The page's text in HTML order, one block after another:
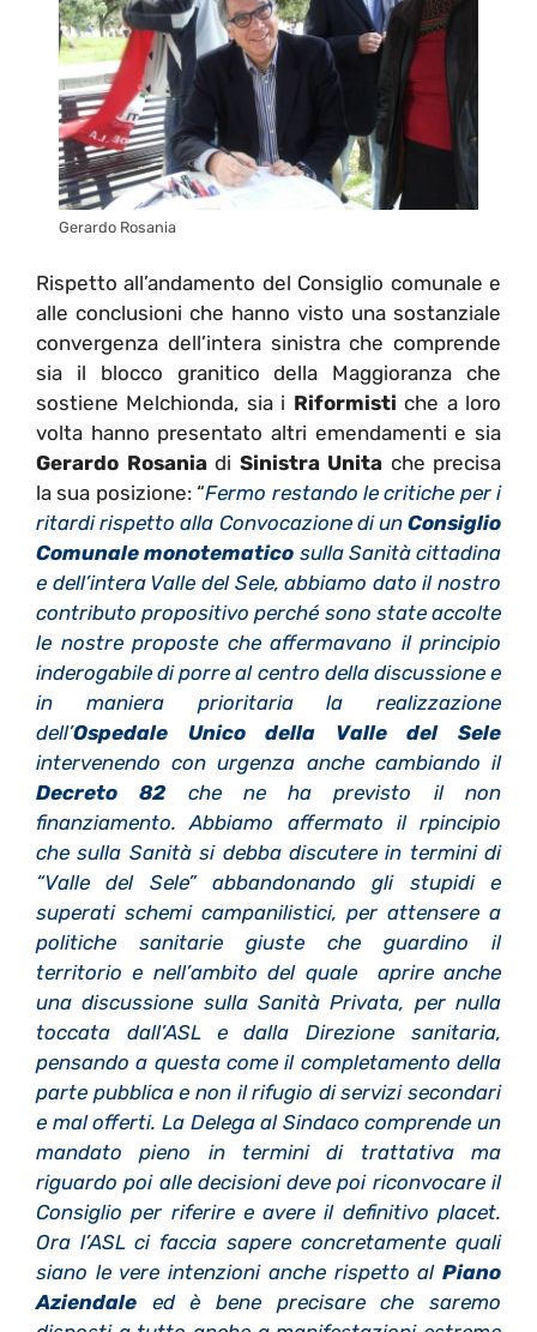
Gerardo Rosania
Rispetto all’andamento del Consiglio comunale e
alle conclusioni che hanno visto una sostanziale
convergenza dell’intera sinistra che comprende
sia il blocco granitico della Maggioranza che
sostiene Melchionda, sia i Riformisti che a loro
volta hanno presentato altri emendamenti e sia
Gerardo Rosania di Sinistra Unita che precisa
la sua posizione: “Fermo restando le critiche per i
ritardi rispetto alla Convocazione di un Consiglio
Comunale monotematico sulla Sanità cittadina
e dell’intera Valle del Sele, abbiamo dato il nostro
contributo propositivo perché sono state accolte
le nostre proposte che affermavano il principio
inderogabile di porre al centro della discussione e
in maniera prioritaria la realizzazione
dell’Ospedale Unico della Valle del Sele
intervenendo con urgenza anche cambiando il
Decreto 82 che ne ha previsto il non
finanziamento. Abbiamo affermato il rpincipio
che sulla Sanità si debba discutere in termini di
“Valle del Sele” abbandonando gli stupidi e
superati schemi campanilistici, per attensere a
politiche sanitarie giuste che guardino il
territorio e nell’ambito del quale aprire anche
una discussione sulla Sanità Privata, per nulla
toccata dall’ASL e dalla Direzione sanitaria,
pensando a questa come il completamento della
parte pubblica e non il rifugio di servizi secondari
e mal offerti. La Delega al Sindaco comprende un
mandato pieno in termini di trattativa ma
riguardo poi alle decisioni deve poi riconvocare il
Consiglio per riferire e avere il definitivo placet.
Ora l’ASL ci faccia sapere concretamente quali
siano le vere intenzioni anche rispetto al Piano
Aziendale
ed è bene precisare che saremo